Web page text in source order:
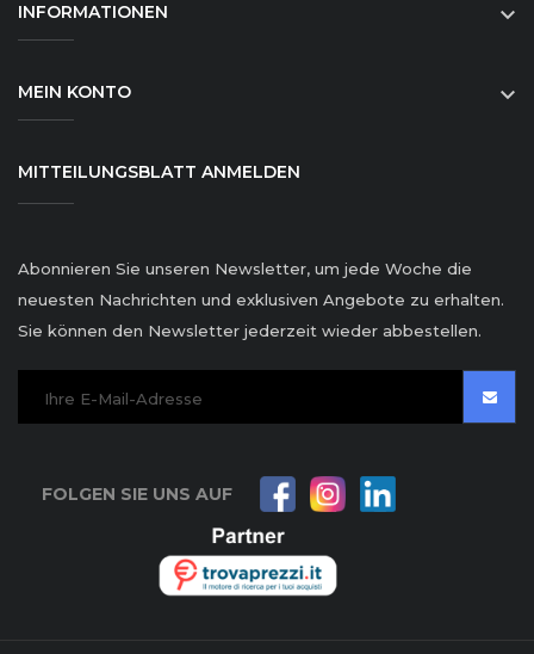
INFORMATIONEN 
MEIN KONTO 
MITTEILUNGSBLATT ANMELDEN
Abonnieren Sie unseren Newsletter, um jede Woche die
neuesten Nachrichten und exklusiven Angebote zu erhalten.
Sie können den Newsletter jederzeit wieder abbestellen.
FOLGEN SIE UNS AUF